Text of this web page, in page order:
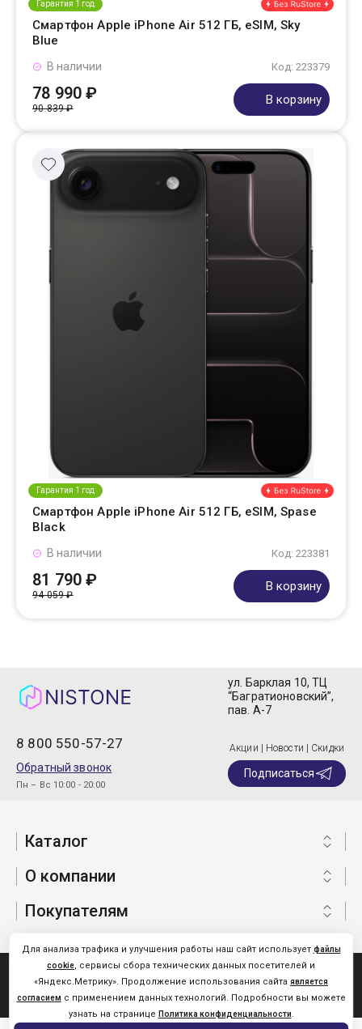
Гарантия 1 год
Смартфон Apple iPhone Air 512 ГБ, eSIM, Sky
Blue
Код: 223379
В наличии
78 990 ₽
90 839 ₽
В корзину
Гарантия 1 год
Смартфон Apple iPhone Air 512 ГБ, eSIM, Spase
Black
Код: 223381
В наличии
81 790 ₽
94 059 ₽
В корзину
8 800 550-57-27
Обратный звонок
Пн – Вс 10:00 - 20:00
ул. Барклая 10, ТЦ
“Багратионовский”,
пав. А-7
Акции | Новости | Скидки
Подписаться
Каталог
О компании
Покупателям
Nistone.Ru © 2026
Карта сайта
Для анализа трафика и улучшения работы наш сайт использует файлы
cookie, сервисы сбора технических данных посетителей и
«Яндекс.Метрику». Продолжение использования сайта является
согласием с применением данных технологий. Подробности вы можете
узнать на странице Политика конфиденциальности.